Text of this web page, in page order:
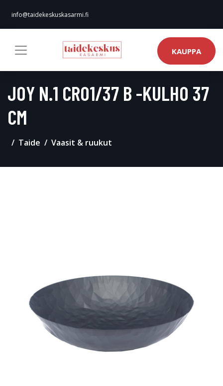
info@taidekeskuskasarmi.fi
KAUPPA
JOY N.1 CR01/37 B -KULHO 37
CM
Taide Vaasit & ruukut